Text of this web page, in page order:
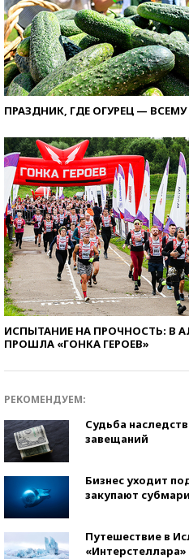
ПРАЗДНИК, ГДЕ ОГУРЕЦ —
ИСПЫТАНИЕ НА ПРОЧНОСТЬ: В
ПРОШЛА «ГОНКА ГЕРОЕВ»
РЕКОМЕНДУЕМ:
Судьба
завещаний
Бизнес уходит
закупают
Путешествие в
«Интерстеллара»